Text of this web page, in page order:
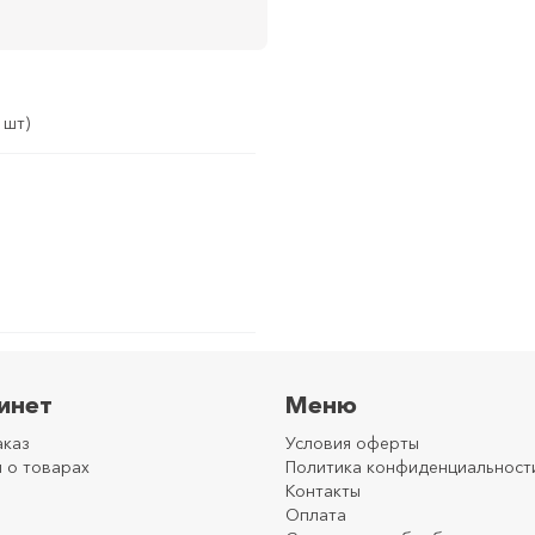
шт)
о товарах
Меню
Условия оферты
Политика
Контакты
Оплата